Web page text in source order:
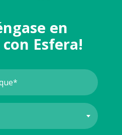
en
Esfera!